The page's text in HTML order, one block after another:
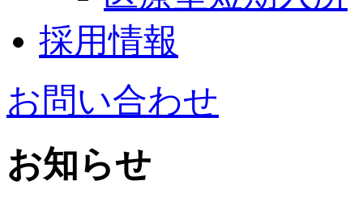
採用情報
お問い合わせ
お知らせ